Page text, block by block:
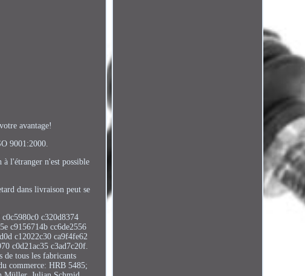
avantage!
9001:2000.
l'étranger n'est possible
dans livraison peut se
c320d8374
c9156714b cc6de2556
c12022c30 ca9f4fe62
c0d21ac35 c3ad7c20f.
de tous les fabricants
commerce: HRB 5485;